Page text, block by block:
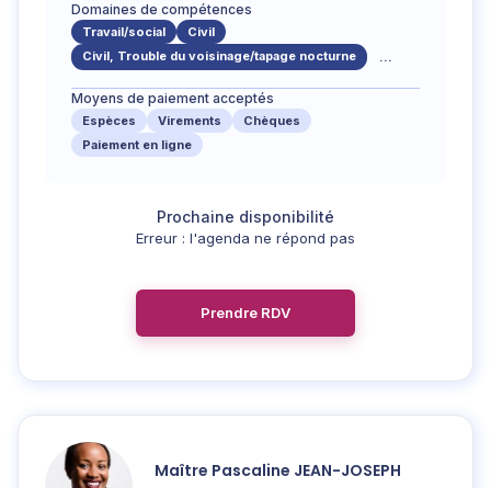
Domaines de compétences
Travail/social
Civil
Civil, Trouble du voisinage/tapage nocturne
...
Moyens de paiement acceptés
Espèces Virements
Chèques
Paiement en ligne
Erreur : l'agenda ne répond pas
Prendre RDV
Maître Pascaline JEAN-JOSEPH